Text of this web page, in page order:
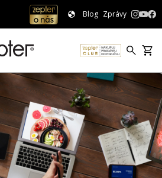
Blog Zprávy